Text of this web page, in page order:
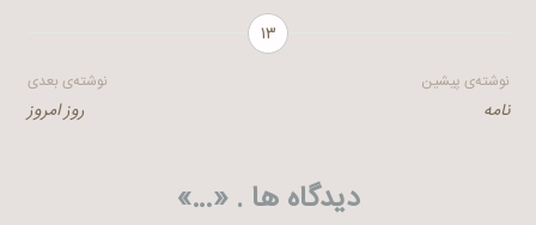
۱۳
راهبری
نوشته‌ی پیشین
نامه
نوشته‌ی بعدی
روز امروز
دیدگاه ها . «…
»